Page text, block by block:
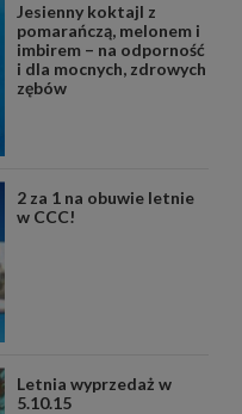
Jesienny koktajl z
pomarańczą, melonem i
imbirem – na odporność
i dla mocnych, zdrowych
zębów
2 za 1 na obuwie letnie
w CCC!
Letnia wyprzedaż w
5.10.15